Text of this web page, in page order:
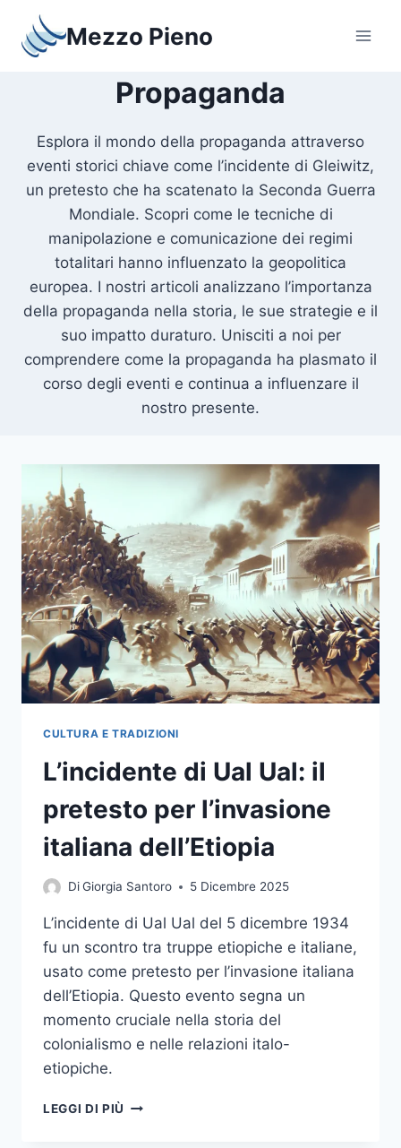
contenuto
Mezzo Pieno
Propaganda
Esplora il mondo della propaganda attraverso
eventi storici chiave come l’incidente di Gleiwitz,
un pretesto che ha scatenato la Seconda Guerra
Mondiale. Scopri come le tecniche di
manipolazione e comunicazione dei regimi
totalitari hanno influenzato la geopolitica
europea. I nostri articoli analizzano l’importanza
della propaganda nella storia, le sue strategie e il
suo impatto duraturo. Unisciti a noi per
comprendere come la propaganda ha plasmato il
corso degli eventi e continua a influenzare il
nostro presente.
CULTURA E TRADIZIONI
L’incidente di Ual Ual: il
pretesto per l’invasione
italiana dell’Etiopia
DiGiorgia Santoro 5 Dicembre 2025
L’incidente di Ual Ual del 5 dicembre 1934
fu un scontro tra truppe etiopiche e italiane,
usato come pretesto per l’invasione italiana
dell’Etiopia. Questo evento segna un
momento cruciale nella storia del
colonialismo e nelle relazioni italo-
etiopiche.
LEGGI DI PIÙ L’INCIDENTE